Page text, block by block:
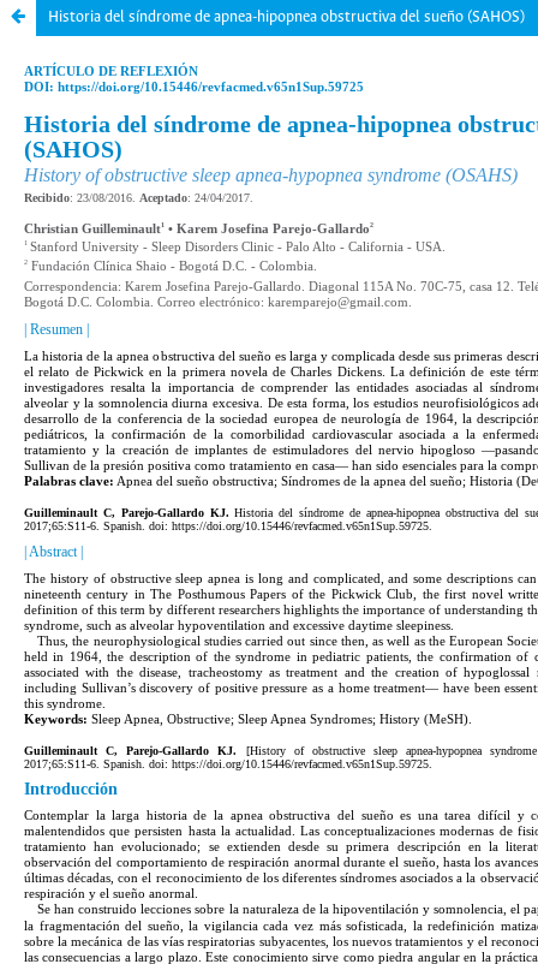
Historia del síndrome de apnea-hipopnea obstructiva del sueño (SAHOS)